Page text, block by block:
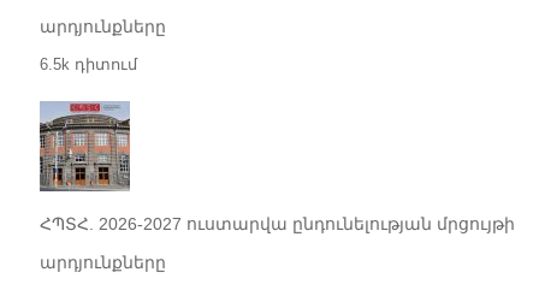
արդյունքները
6.5k դիտում
ՀՊՏՀ. 2026-2027 ուստարվա ընդունելության մրցույթի
արդյունքները